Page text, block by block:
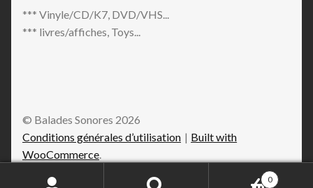
*** Vinyle/CD/K7, DVD/VHS...
*** livres/affiches, Toys...
© Balades Sonores 2026
Conditions générales d’utilisation
Built with
WooCommerce.
0